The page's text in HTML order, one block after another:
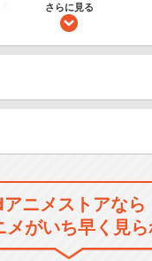
メ作品
さらに見る
ニメストアなら
メがいち早く見ら